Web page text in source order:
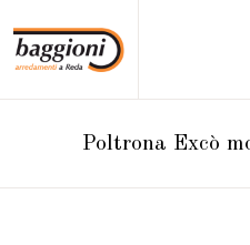
Poltrona Excò